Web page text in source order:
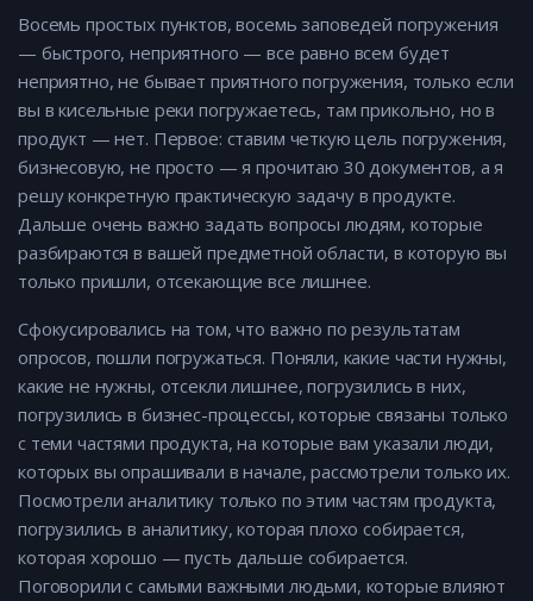
Восемь простых пунктов, восемь заповедей погружения
— быстрого, неприятного — все равно всем будет
неприятно, не бывает приятного погружения, только если
вы в кисельные реки погружаетесь, там прикольно, но в
продукт — нет. Первое: ставим четкую цель погружения,
бизнесовую, не просто — я прочитаю 30 документов, а я
решу конкретную практическую задачу в продукте.
Дальше очень важно задать вопросы людям, которые
разбираются в вашей предметной области, в которую вы
только пришли, отсекающие все лишнее.
Сфокусировались на том, что важно по результатам
опросов, пошли погружаться. Поняли, какие части нужны,
какие не нужны, отсекли лишнее, погрузились в них,
погрузились в бизнес-процессы, которые связаны только
с теми частями продукта, на которые вам указали люди,
которых вы опрашивали в начале, рассмотрели только их.
Посмотрели аналитику только по этим частям продукта,
погрузились в аналитику, которая плохо собирается,
которая хорошо — пусть дальше собирается.
Поговорили с самыми важными людьми, которые влияют